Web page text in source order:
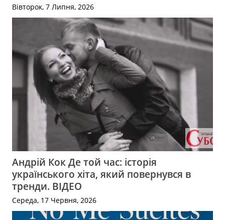
Вівторок, 7 Липня, 2026
Андрій Кок Де той час: історія
українського хіта, який повернувся в
тренди. ВІДЕО
Середа, 17 Червня, 2026